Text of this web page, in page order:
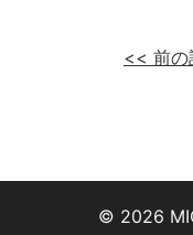
<< 前の
© 2026